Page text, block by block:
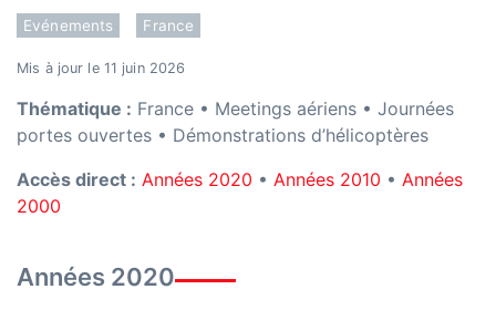
Evénements France
Mis à jour le 11 juin 2026
Thématique : France • Meetings aériens • Journées
portes ouvertes • Démonstrations d’hélicoptères
Accès direct : Années 2020 • Années 2010 • Années
2000
Années 2020